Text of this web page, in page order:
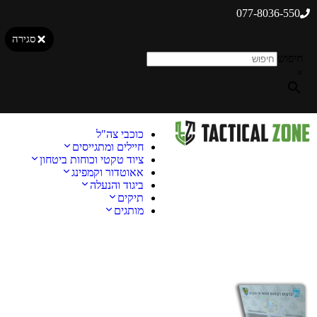
077-8036-550
סגירה
כוכבי צה"ל
חיילים ומתגייסים
ציוד טקטי וכוחות ביטחון
אאוטדור וקמפינג
ביגוד והנעלה
תיקים
מותגים